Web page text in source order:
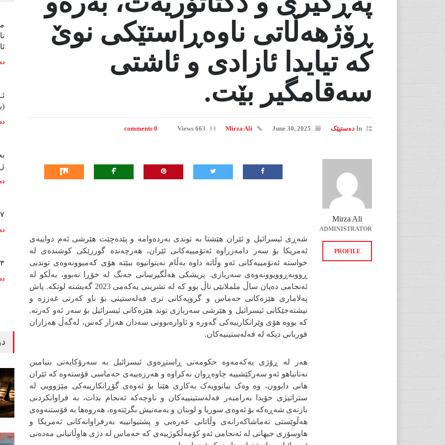
ڕۆژهەڵاتی ناوەڕاستێکی نوێ
کە تیایدا ئازادی و ئاشتی
سەقامگیر بێت.
In دەستپێک June 30, 2025
Mirza Ali
663 Views
0 comments
شەڕی ئیسرائیل و ئێران هێشتا بە توندی بەردەوامە و پێدەچێت هێرشی ئەم دواییەی
ئەمریکا بۆ سەر دامەزراوە ئەتۆمییەکانی ئێران، هەرچەندە گورزێکی کوشندەی لە
خواستە ئەتۆمییەکانی ئەو وڵاتە داوە بەڵام نەیتوانیوە ببێتە هۆی کەمبوونەوەی توندیی
ڕووبەڕووبوونەوەی سەربازی. پریشکی هەڵگیرسانی جەنگ لە خۆڕا نەبوو، بەڵکو لە
ئەنجامی دەیان ساڵ ململانێی تاڵ بوو کە لە تشرینی یەکەمی 2023 گەیشتە لوتکە. پاش
پەلاماری هێزەکانی حەماس و گروپەکانی تری فەلەستینی بۆ ناو کەرتی غەززە و
نیشتەجێکانی ئیسرائیل و هێرشی سەربازی توند هێزەکانی ئیسرائیل بۆ سەر ئەو کەرتە.
کە بووە هۆی وێرانکارییەکی گەورە و ئاوارەبوونی سەدان هەزار کەس، لەگەڵ هەزاران
قوربانی دیکە لە فەلەستینیەکان.
هەر لە ڕۆژی یەکەمەوە حکومەتی ڕاستڕەوی ئیسرائیل بە سەرۆکایەتی بنیامین
نەتانیاهو ئەو سەرکێشییە چاوەڕوان نەکراوە و هەرزەییەی حەماسی قۆستەوە کە ئێران
هانی دابوون، وە وەک بیانوویەک بەکاری هێنا بۆ ئەوەی گۆڕانکارییەکی مێژوویی لە
ستراتیژی خۆیدا بەرامبەر فەلەستینییەکان و ناوچەکە ئەنجام بدات، بە فراوانکردنی
بازنەی شەڕەکە بۆ ئەوەی سوریا و لوبنان و یەمەنیش بگرێتەوە، هەروەها بە قۆستنەوەی
هەڵوێستی تەماشاکەرانەی وڵاتانی عەرەبی و پشتیوانییە بەرفراوانەکانی ئەمریکا و
هاوسۆزی جیهانی لە ئەنجامی ئەو کۆمەڵکوژییەی کە حەماس لە دژی هاوڵاتیانی مەدەنی
Mirza Ali
ADMINISTRATOR
PROFILE
١٧ی شوبات،
٣٣ ساڵ